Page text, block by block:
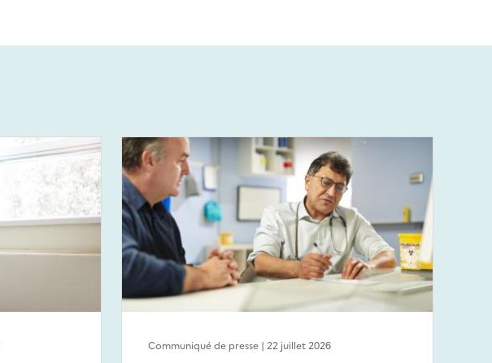
Communiqué de presse | 22 juillet 2026